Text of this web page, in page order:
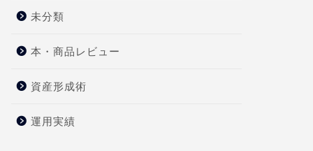
未分類
本・商品レビュー
資産形成術
運用実績